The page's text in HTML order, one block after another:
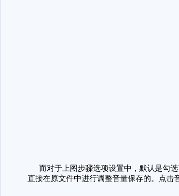
而对于上图步骤选项设置中，默认是勾选
直接在原文件中进行调整音量保存的。点击